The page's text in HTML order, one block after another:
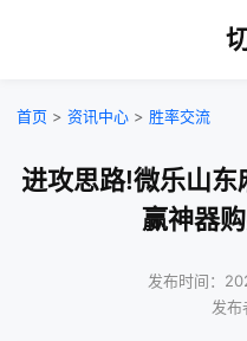
首页 > 资讯中心 > 胜率交流
进攻思路!微乐山东
赢神器
发布时间：
发布